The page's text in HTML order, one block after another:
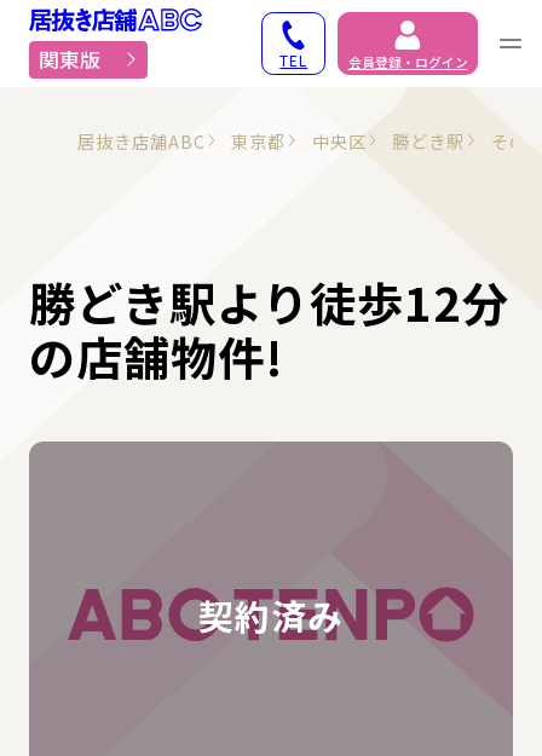
居抜き物件・貸店舗で
関東版 TEL 会員登録・ログイン
居抜き店舗ABC 東京都 中央区 勝どき駅 その
勝どき駅より徒歩12分
の店舗物件!